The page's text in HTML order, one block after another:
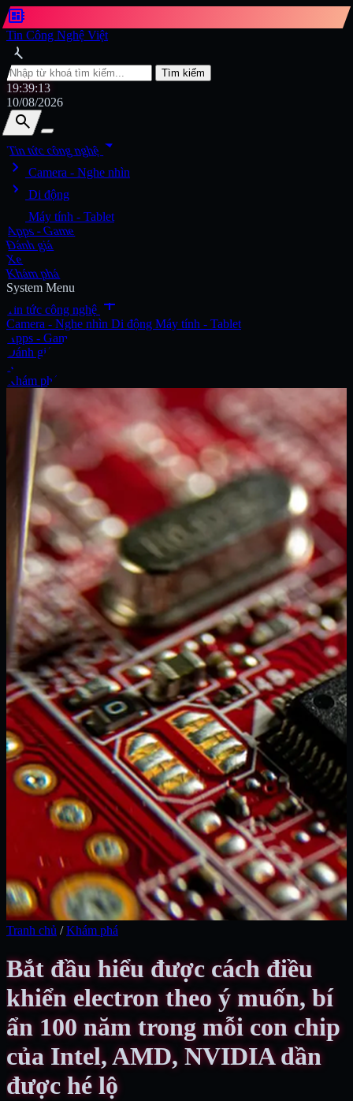
developer_board
Tin Công Nghệ Việt
search
Tìm kiếm
19:39:15
10/08/2026
search
search
Tin tức công nghệarrow_drop_down
chevron_right
Camera - Nghe nhìn
chevron_right Di động
Máy tính - Tablet
Apps - Game
Đánh giá
Xe
Khám phá
System Menu
Tin tức công nghệ add
Camera - Nghe nhìn Di động Máy tính - Tablet
Apps - Game
Đánh giá
Xe
Khám phá
Tranh chủ / Khám phá
Bắt đầu hiểu được cách điều
khiển electron theo ý muốn, bí
ẩn 100 năm trong mỗi con chip
của Intel, AMD, NVIDIA dần
được hé lộ